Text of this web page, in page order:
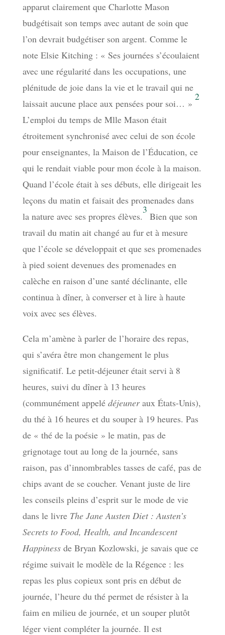
apparut clairement que Charlotte Mason
budgétisait son temps avec autant de soin que
l’on devrait budgétiser son argent. Comme le
note Elsie Kitching : « Ses journées s’écoulaient
avec une régularité dans les occupations, une
plénitude de joie dans la vie et le travail qui ne
laissait aucune place aux pensées pour soi… »
2
L’emploi du temps de Mlle Mason était
étroitement synchronisé avec celui de son école
pour enseignantes, la Maison de l’Éducation, ce
qui le rendait viable pour mon école à la maison.
Quand l’école était à ses débuts, elle dirigeait les
leçons du matin et faisait des promenades dans
la nature avec ses propres élèves.
3
Bien que son
travail du matin ait changé au fur et à mesure
que l’école se développait et que ses promenades
à pied soient devenues des promenades en
calèche en raison d’une santé déclinante, elle
continua à dîner, à converser et à lire à haute
voix avec ses élèves.
Cela m’amène à parler de l’horaire des repas,
qui s’avéra être mon changement le plus
significatif. Le petit-déjeuner était servi à 8
heures, suivi du dîner à 13 heures
(communément appelé déjeuneraux États-Unis),
du thé à 16 heures et du souper à 19 heures. Pas
de « thé de la poésie » le matin, pas de
grignotage tout au long de la journée, sans
raison, pas d’innombrables tasses de café, pas de
chips avant de se coucher. Venant juste de lire
les conseils pleins d’esprit sur le mode de vie
dans le livre The Jane Austen Diet : Austen’s
Secrets to Food, Health, and Incandescent
Happinessde Bryan Kozlowski, je savais que ce
régime suivait le modèle de la Régence : les
repas les plus copieux sont pris en début de
journée, l’heure du thé permet de résister à la
faim en milieu de journée, et un souper plutôt
léger vient compléter la journée. Il est